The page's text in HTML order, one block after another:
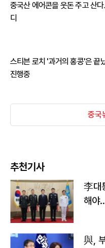
중국산 에어콘을 웃돈 주고 산
디
스티븐 로치 '과거의 홍콩'은 끝
진행중
중국
추천기사
李대
해야
與,